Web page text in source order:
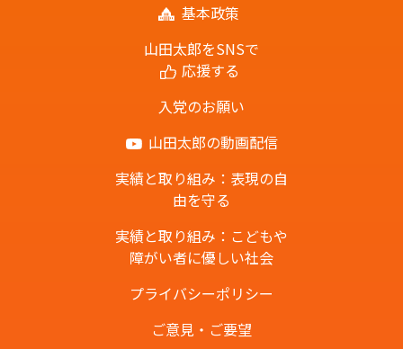
基本政策
山田太郎をSNSで
応援する
入党のお願い
山田太郎の動画配信
実績と取り組み：表現の自
由を守る
実績と取り組み：こどもや
障がい者に優しい社会
プライバシーポリシー
ご意見・ご要望